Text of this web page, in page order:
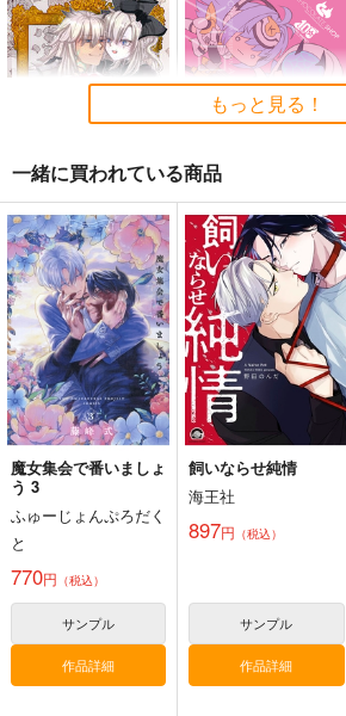
悪縁
（税込）
マシュ・キリエライト
リリス
サンプル
カート
Fate Log Grand UNO
FFICIAL FANBOOK
act on
Fate/Grand Order
ギルガメッシュ
サンプル
カート
円（税込）
Fate/Grand Order
（税込）
Fate/Grand Order
Der Rosenstrauss fu
er dich.
稲作
1,430円（税込）
ジークフリート×クリームヒルト
サンプル
作品詳細
最強妖精領域メリュジ
ーヌ対KOS-MOS
チョコレート・ショッ
プ
332円（税込）
メリュジーヌ
サンプル
作品詳細
もっと見る！
一緒に買われている商品
魔女集会で番いましょ
う 3
ふゅーじょんぷろだく
と
770円 （税込）
サンプル
作品詳細
飼いならせ純情
海王社
897円 （税込）
サンプル
作品詳細